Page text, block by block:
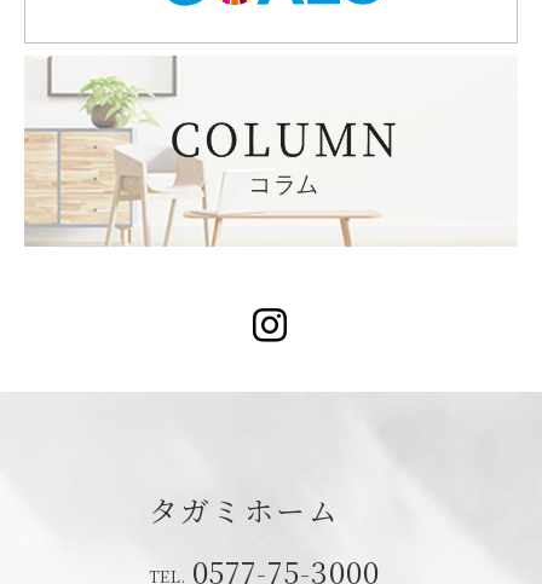
タガミホーム
0577-75-3000